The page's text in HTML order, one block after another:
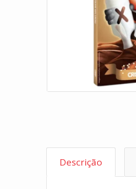
Descrição